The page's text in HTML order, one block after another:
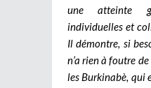
une atteinte
individuelles et
Il démontre, si
n’a rien à foutre
les Burkinabè, qui